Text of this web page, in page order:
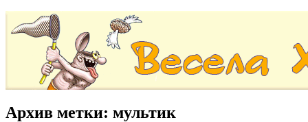
Архив метки: мультик